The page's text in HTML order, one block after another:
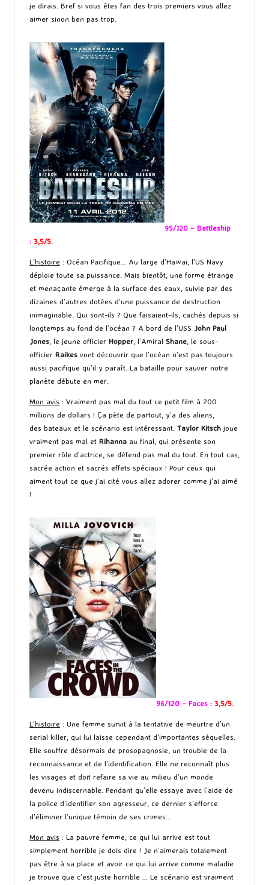
je dirais. Bref si vous êtes fan des trois premiers vous allez
aimer sinon ben pas trop.
95/120 – Battleship
: 3,5/5.
L’histoire : Océan Pacifique… Au large d’Hawaï, l’US Navy
déploie toute sa puissance. Mais bientôt, une forme étrange
et menaçante émerge à la surface des eaux, suivie par des
dizaines d’autres dotées d’une puissance de destruction
inimaginable. Qui sont-ils ? Que faisaient-ils, cachés depuis si
longtemps au fond de l’océan ? A bord de l’USS John Paul
Jones, le jeune officier Hopper, l’Amiral Shane, le sous-
officier Raikes vont découvrir que l’océan n’est pas toujours
aussi pacifique qu’il y paraît. La bataille pour sauver notre
planète débute en mer.
Mon avis : Vraiment pas mal du tout ce petit film à 200
millions de dollars ! Ça pète de partout, y’a des aliens,
des bateaux et le scénario est intéressant. Taylor Kitsch joue
vraiment pas mal et Rihanna au final, qui présente son
premier rôle d’actrice, se défend pas mal du tout. En tout cas,
sacrée action et sacrés effets spéciaux ! Pour ceux qui
aiment tout ce que j’ai cité vous allez adorer comme j’ai aimé
!
96/120 – Faces : 3,5/5.
L’histoire : Une femme survit à la tentative de meurtre d’un
serial killer, qui lui laisse cependant d’importantes séquelles.
Elle souffre désormais de prosopagnosie, un trouble de la
reconnaissance et de l’identification. Elle ne reconnaît plus
les visages et doit refaire sa vie au milieu d’un monde
devenu indiscernable. Pendant qu’elle essaye avec l’aide de
la police d’identifier son agresseur, ce dernier s’efforce
d’éliminer l’unique témoin de ses crimes…
Mon avis : La pauvre femme, ce qui lui arrive est tout
simplement horrible je dois dire ! Je n’aimerais totalement
pas être à sa place et avoir ce qui lui arrive comme maladie
je trouve que c’est juste horrible … Le scénario est vraiment